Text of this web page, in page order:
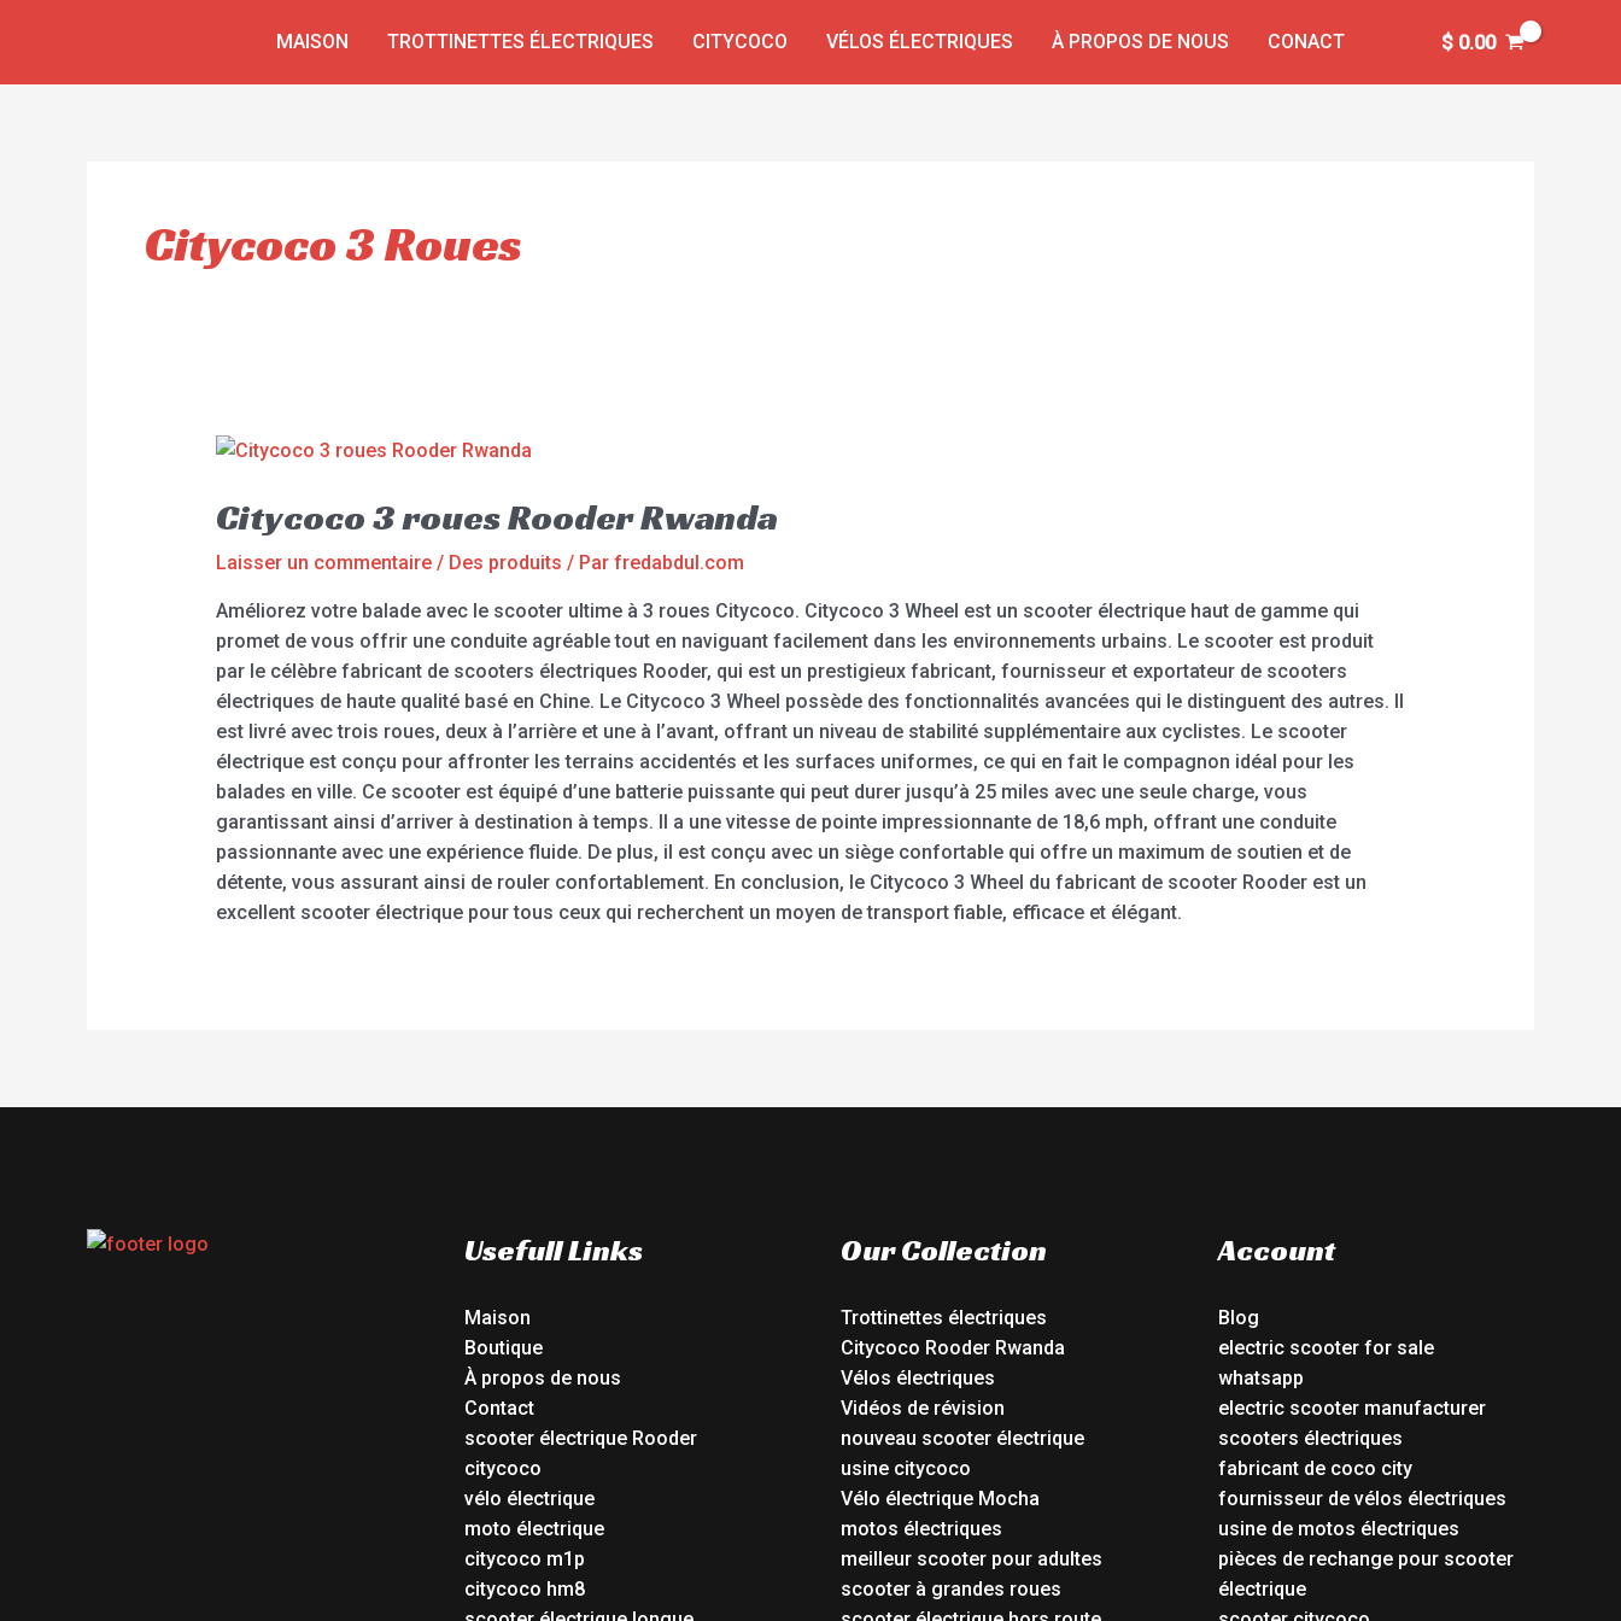
MAISON TROTTINETTES ÉLECTRIQUES CITYCOCO VÉLOS ÉLECTRIQUES À PROPOS DE NOUS CONACT $0.00
Citycoco 3 Roues
Citycoco 3 roues Rooder Rwanda
Laisser un commentaire / Des produits / Par fredabdul.com
Améliorez votre balade avec le scooter ultime à 3 roues Citycoco. Citycoco 3 Wheel est un scooter électrique haut de gamme qui
promet de vous offrir une conduite agréable tout en naviguant facilement dans les environnements urbains. Le scooter est produit
par le célèbre fabricant de scooters électriques Rooder, qui est un prestigieux fabricant, fournisseur et exportateur de scooters
électriques de haute qualité basé en Chine. Le Citycoco 3 Wheel possède des fonctionnalités avancées qui le distinguent des autres. Il
est livré avec trois roues, deux à l’arrière et une à l’avant, offrant un niveau de stabilité supplémentaire aux cyclistes. Le scooter
électrique est conçu pour affronter les terrains accidentés et les surfaces uniformes, ce qui en fait le compagnon idéal pour les
balades en ville. Ce scooter est équipé d’une batterie puissante qui peut durer jusqu’à 25 miles avec une seule charge, vous
garantissant ainsi d’arriver à destination à temps. Il a une vitesse de pointe impressionnante de 18,6 mph, offrant une conduite
passionnante avec une expérience fluide. De plus, il est conçu avec un siège confortable qui offre un maximum de soutien et de
détente, vous assurant ainsi de rouler confortablement. En conclusion, le Citycoco 3 Wheel du fabricant de scooter Rooder est un
excellent scooter électrique pour tous ceux qui recherchent un moyen de transport fiable, efficace et élégant.
Usefull Links
Maison
Boutique
À propos de nous
Contact
scooter électrique Rooder
citycoco
vélo électrique
moto électrique
citycoco m1p
citycoco hm8
Our Collection
Trottinettes électriques
Citycoco Rooder Rwanda
Vélos électriques
Vidéos de révision
nouveau scooter électrique
usine citycoco
Vélo électrique Mocha
motos électriques
meilleur scooter pour adultes
scooter à grandes roues
Account
Blog
electric scooter for sale
whatsapp
electric scooter manufacturer
scooters électriques
fabricant de coco city
fournisseur de vélos électriques
usine de motos électriques
pièces de rechange pour scooter
électrique